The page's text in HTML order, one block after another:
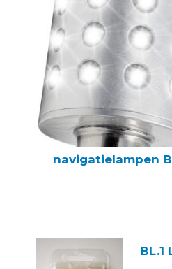
navigatielampen
BL.1